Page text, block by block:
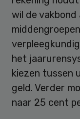
wil de
het
kiezen tussen
geld. Verder
naar 25 cent